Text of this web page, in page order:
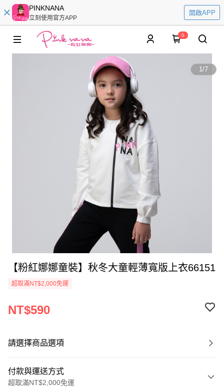
PINKNANA
立刻使用官方APP
開啟APP
0
1/7
【粉紅娜娜童裝】秋冬大童輕薄寬版上衣66151
超取滿NT$2,000免運
NT$590
請選擇商品選項
付款與運送方式
超取滿NT$2,000免運